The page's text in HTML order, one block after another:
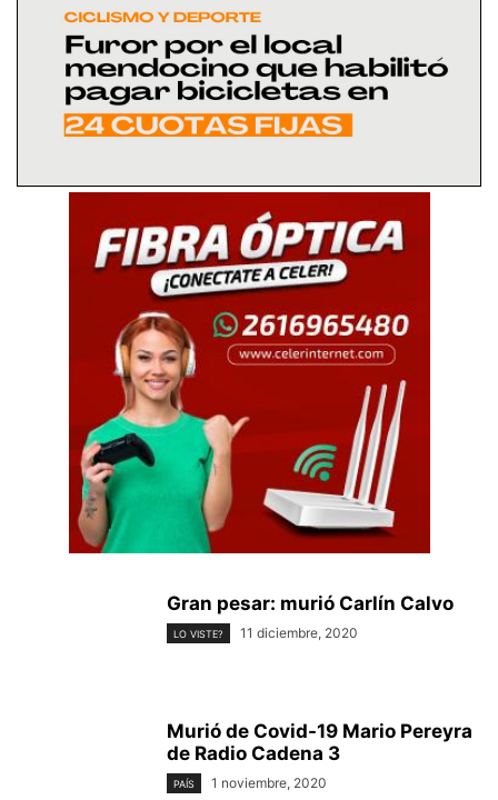
Gran pesar: murió Carlín Calvo
LO VISTE? 11 diciembre, 2020
Murió de Covid-19 Mario Pereyra
de Radio Cadena 3
PAÍS 1 noviembre, 2020